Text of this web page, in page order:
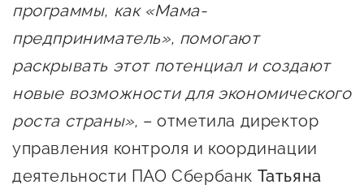
программы, как «Мама-
предприниматель», помогают
раскрывать этот потенциал и создают
новые возможности для экономического
роста страны», – отметила директор
управления контроля и координации
деятельности ПАО Сбербанк Татьяна